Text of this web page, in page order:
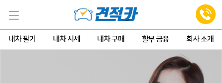
내차 팔기 내차 시세 내차 구매 할부 금융 회사 소개